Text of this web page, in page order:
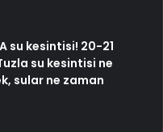
su kesintisi! 20-21
su kesintisi ne
sular ne zaman